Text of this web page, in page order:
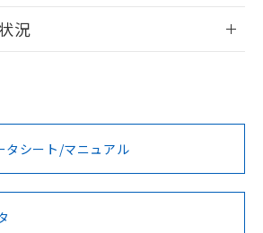
ログイン/会員登録
ご利用いただく前に、以下を必ずお読
・凡例
項・凡例
況
型式承認
ノルウェー
BV型式承認
（フランス
KR型式
（韓国
タシート/マニュアル